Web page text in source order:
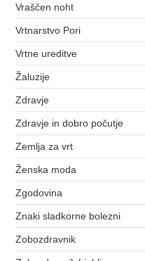
Vraščen noht
Vrtnarstvo Pori
Vrtne ureditve
Žaluzije
Zdravje
Zdravje in dobro počutje
Zemlja za vrt
Ženska moda
Zgodovina
Znaki sladkorne bolezni
Zobozdravnik